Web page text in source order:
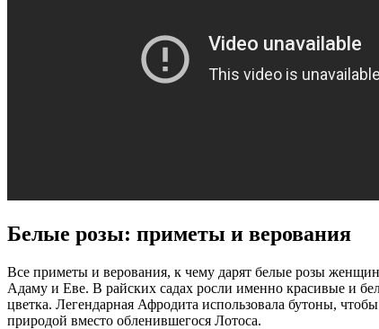
Белые розы: приметы и верования
Все приметы и верования, к чему дарят белые розы
Адаму и Еве. В райских садах росли именно красивые и
цветка. Легендарная Афродита использовала бутоны,
природой вместо обленившегося Лотоса.